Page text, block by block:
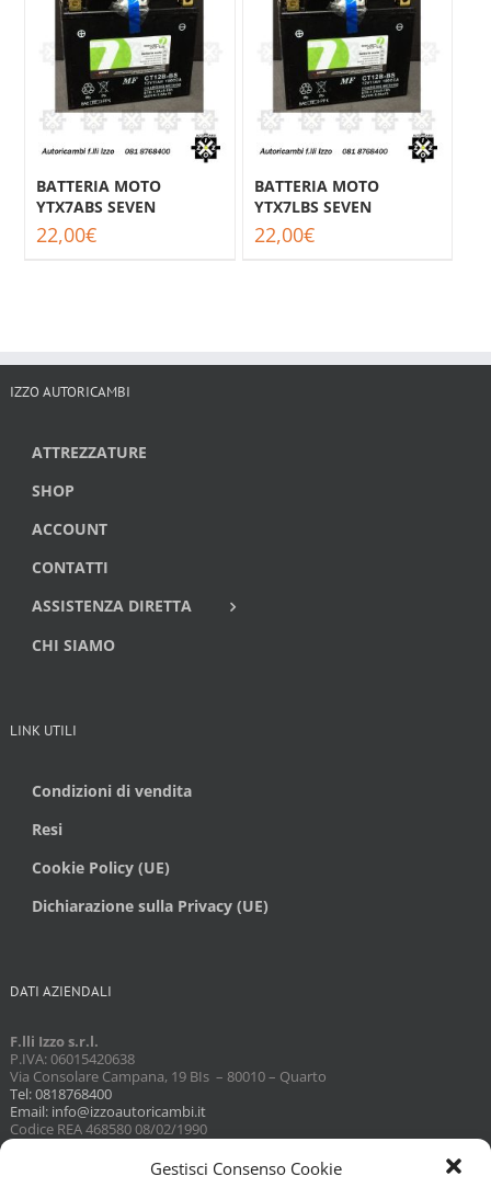
Gestisci Consenso Cookie
BATTERIA MOTO
YTX7ABS SEVEN
22,00€
BATTERIA MOTO
YTX7LBS SEVEN
22,00€
IZZO AUTORICAMBI
ATTREZZATURE
SHOP
ACCOUNT
CONTATTI
ASSISTENZA DIRETTA
CHI SIAMO
LINK UTILI
Condizioni di vendita
Resi
Cookie Policy (UE)
Dichiarazione sulla Privacy (UE)
DATI AZIENDALI
F.lli Izzo s.r.l.
P.IVA: 06015420638
Via Consolare Campana, 19 BIs – 80010 – Quarto
Tel: 0818768400
Email: info@izzoautoricambi.it
Codice REA 468580 08/02/1990
Capitale sociale 3098,74